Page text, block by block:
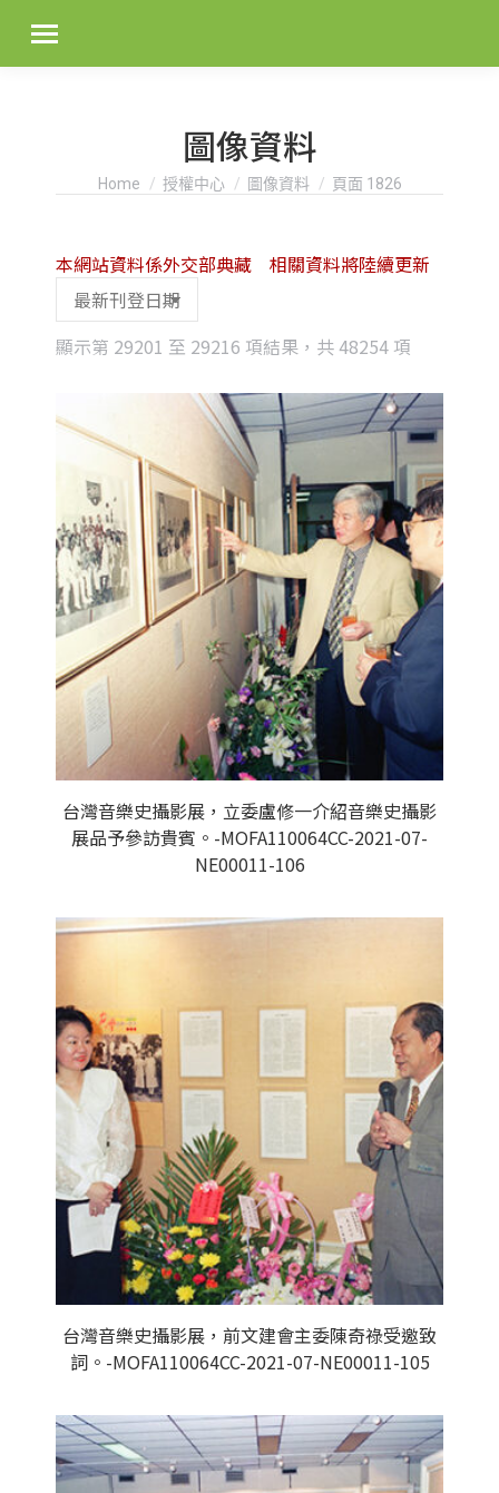
圖像資料
You are here:
Home 授權中心 圖像資料 頁面 1826
顯示第 29201 至 29216 項結果，共 48254 項
latest
本網站資料係外交部典藏 相關資料將陸續更新
台灣音樂史攝影展，立委盧修一介紹音樂史攝影
展品予參訪貴賓。-MOFA110064CC-2021-07-
NE00011-106
台灣音樂史攝影展，前文建會主委陳奇祿受邀致
詞。-MOFA110064CC-2021-07-NE00011-105